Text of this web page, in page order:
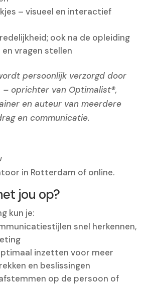
– visueel en interactief
ook na de opleiding
vragen stellen
persoonlijk verzorgd door
– oprichter van Optimalist®,
en auteur van meerdere
en communicatie.
in Rotterdam of online.
jou op?
kun je:
snel herkennen,
inzetten voor meer
en beslissingen
op de persoon of